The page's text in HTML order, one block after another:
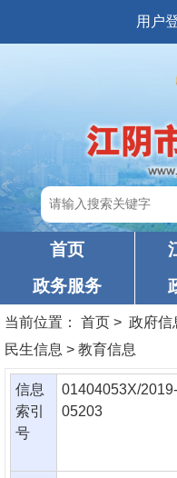
用户
首页
政务服务
当前位置： 首页 > 政府信
民生信息 > 教育信息
信息
索引
号
01404053X/2019-
05203